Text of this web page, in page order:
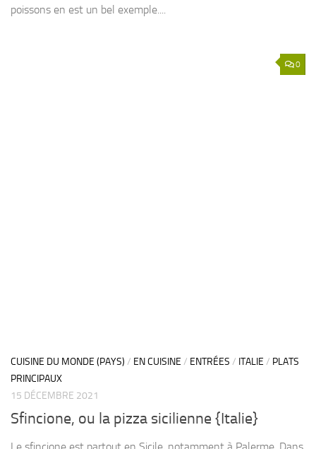
poissons en est un bel exemple....
0
CUISINE DU MONDE (PAYS) / EN CUISINE / ENTRÉES / ITALIE / PLATS
PRINCIPAUX
15 DÉCEMBRE 2021
Sfincione, ou la pizza sicilienne {Italie}